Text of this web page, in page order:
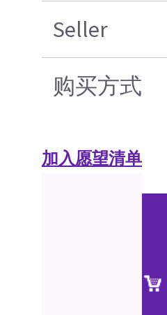
Seller
购买方式
加入愿望清单